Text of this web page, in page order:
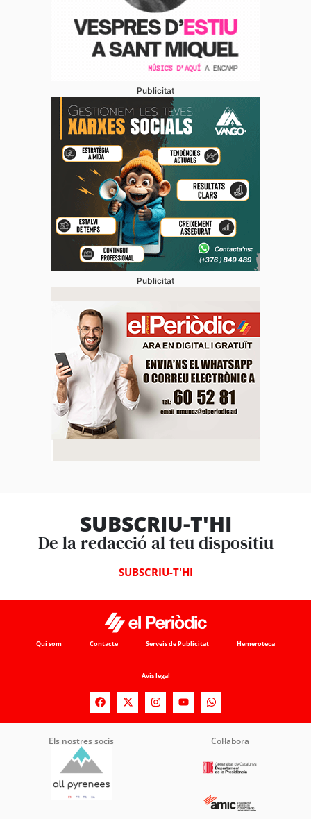
Publicitat
Publicitat
SUBSCRIU-T'HI
De la redacció al teu dispositiu
SUBSCRIU-T'HI
Qui som Contacte Serveis de Publicitat Hemeroteca
Avís legal
Els nostres socis Col·labora